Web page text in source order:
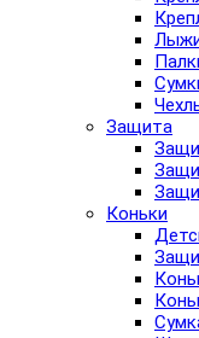
Защита
Коньки